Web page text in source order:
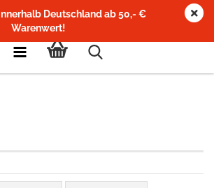
Deutschland ab 50,- €
Warenwert!